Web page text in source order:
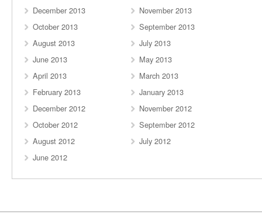
December 2013
November 2013
October 2013
September 2013
August 2013
July 2013
June 2013
May 2013
April 2013
March 2013
February 2013
January 2013
December 2012
November 2012
October 2012
September 2012
August 2012
July 2012
June 2012